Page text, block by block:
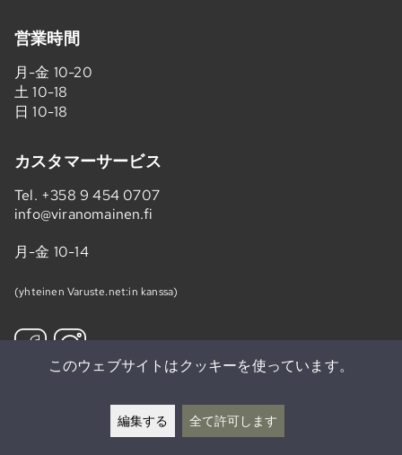
営業時間
月-金 10-20
土 10-18
日 10-18
カスタマーサービス
Tel. +358 9 454 0707
info@viranomainen.fi
月-金 10-14
(yhteinen Varuste.net:in kanssa)
ニュースレターを購読する »
このウェブサイトはクッキーを使っています。
編集する 全て許可します